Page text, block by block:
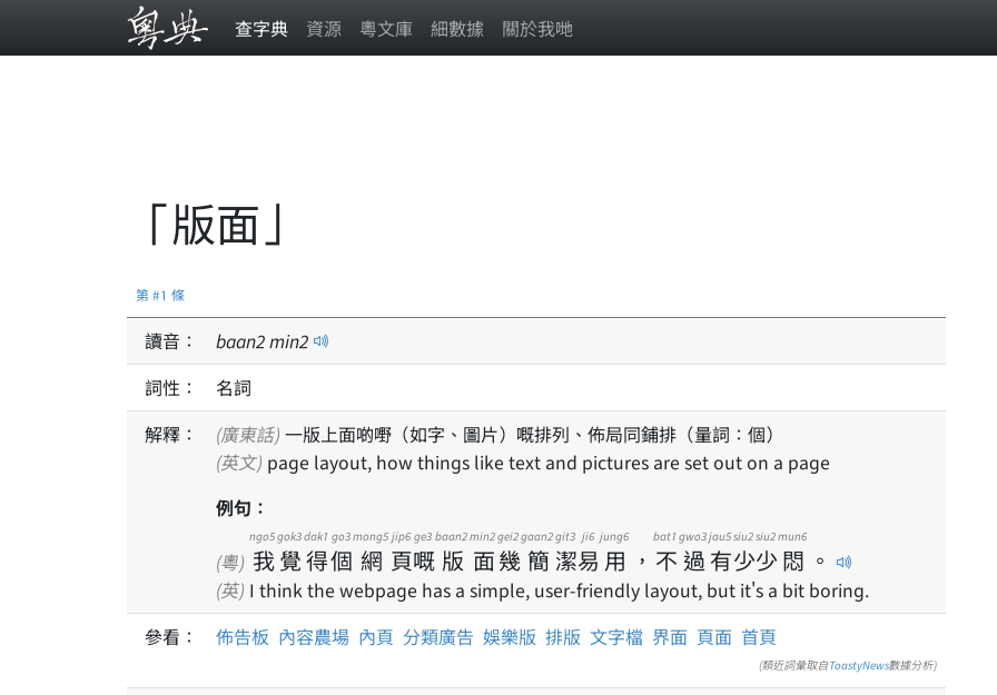
查字典 資源 粵文庫 細數據 關於我哋
「版面」
第 #1 條
讀音： baan2min2
詞性：
名詞
解釋：
(廣東話) 一版上面啲嘢（如字、圖片）嘅排列、佈局同鋪排（量詞：個）
(英文) page layout, how things like text and pictures are set out on a page
例句：
(粵) 我
ngo5
覺
gok3
得
dak1
個
go3
網
mong5
頁
jip6
嘅
ge3
版
baan2
面
min2
幾
gei2
簡
gaan2
潔
git3
易
ji6
用
jung6
， 不
bat1
過
gwo3
有
jau5
少
siu2
少
siu2
悶
mun6
。
(英) I think the webpage has a simple, user-friendly layout, but it's a bit boring.
參看：
佈告板 內容農場 內頁 分類廣告 娛樂版 排版 文字檔 界面 頁面 首頁
(類近詞彙取自ToastyNews數據分析)